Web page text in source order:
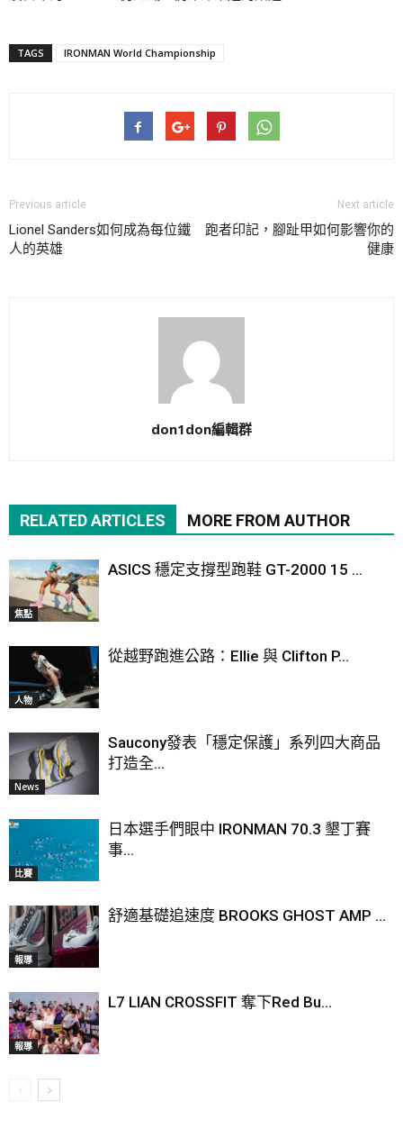
TAGS IRONMAN World Championship
Previous article
Lionel Sanders如何成為每位鐵
人的英雄
Next article
跑者印記，腳趾甲如何影響你的
健康
don1don編輯群
RELATED ARTICLES MORE FROM AUTHOR
焦點
ASICS 穩定支撐型跑鞋 GT-2000 15 ...
人物
從越野跑進公路：Ellie 與 Clifton P...
News
Saucony發表「穩定保護」系列四大商品
打造全...
比賽
日本選手們眼中 IRONMAN 70.3 墾丁賽
事...
報導
舒適基礎追速度 BROOKS GHOST AMP ...
報導
L7 LIAN CROSSFIT 奪下Red Bu...